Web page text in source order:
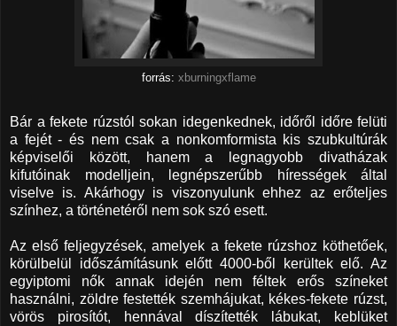
forrás: xburningxflame
Bár a fekete rúzstól sokan idegenkednek, időről időre felüti
a fejét - és nem csak a nonkomformista kis szubkultúrák
képviselői között, hanem a legnagyobb divatházak
kifutóinak modelljein, legnépszerűbb hírességek által
viselve is. Akárhogy is viszonyulunk ehhez az erőteljes
színhez, a történetéről nem sok szó esett.
Az első feljegyzések, amelyek a fekete rúzshoz köthetőek,
körülbelül időszámításunk előtt 4000-ből kerültek elő. Az
egyiptomi nők annak idején nem féltek erős színeket
használni, zöldre festették szemhájukat, kékes-fekete rúzst,
vörös pirosítót, hennával díszítették lábukat, keblüket